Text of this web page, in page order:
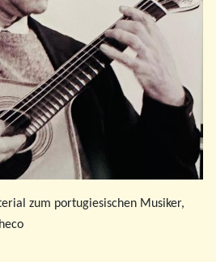
zum portugiesischen Musiker,